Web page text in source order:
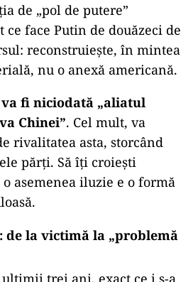
de „pol de putere”
ce face Putin de douăzeci de
reconstruiește, în mintea
nu o anexă americană.
fi niciodată „aliatul
Chinei”. Cel mult, va
rivalitatea asta, storcând
părți. Să îți croiești
asemenea iluzie e o formă
de la victimă la „problemă